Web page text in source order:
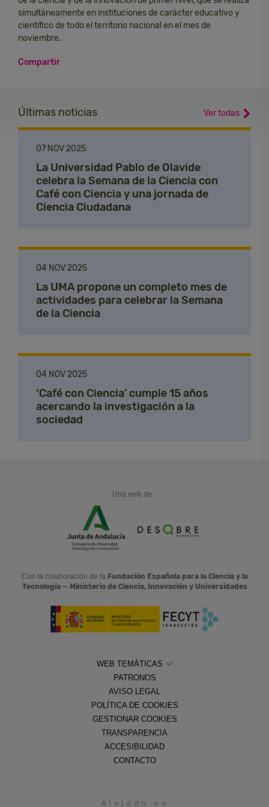
simultáneamente en instituciones de carácter educativo y
científico de todo el territorio nacional en el mes de
noviembre.
Compartir
Últimas noticias Ver todas
07 NOV 2025
La Universidad Pablo de Olavide
celebra la Semana de la Ciencia con
Café con Ciencia y una jornada de
Ciencia Ciudadana
04 NOV 2025
La UMA propone un completo mes de
actividades para celebrar la Semana
de la Ciencia
04 NOV 2025
‘Café con Ciencia’ cumple 15 años
acercando la investigación a la
sociedad
Una web de:
Con la colaboración de la Fundación Española para la Ciencia y la
Tecnología — Ministerio de Ciencia, Innovación y Universidades
WEB TEMÁTICAS
PATRONOS
AVISO LEGAL
POLÍTICA DE COOKIES
GESTIONAR COOKIES
TRANSPARENCIA
ACCESIBILIDAD
CONTACTO